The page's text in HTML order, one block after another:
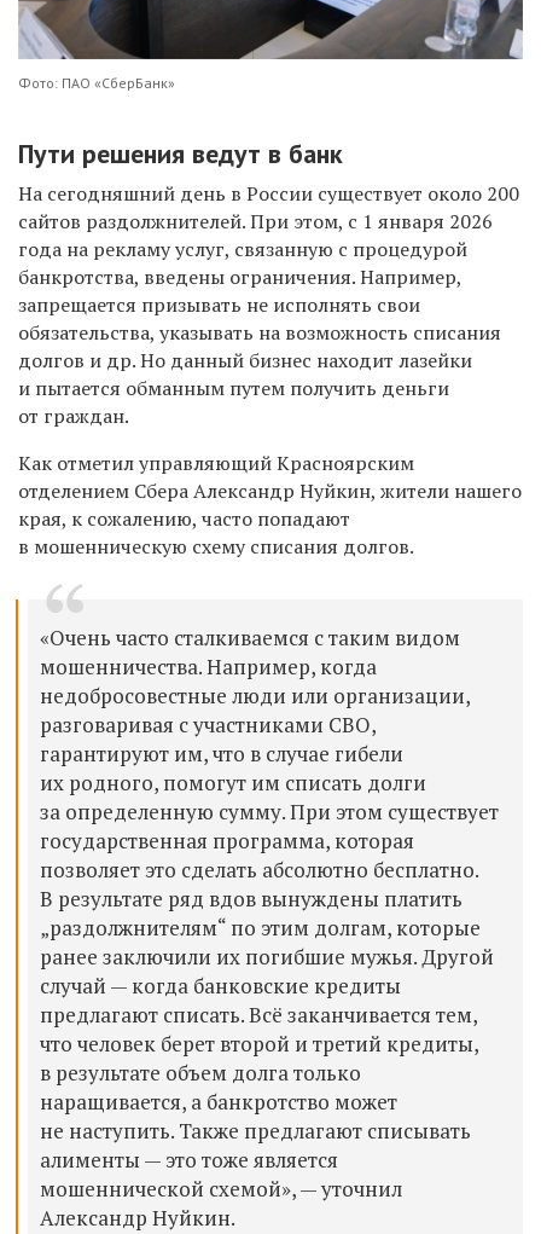
Фото: ПАО «СберБанк»
Пути решения ведут в банк
На сегодняшний день в России существует около 200
сайтов раздолжнителей. При этом, с 1 января 2026
года на рекламу услуг, связанную с процедурой
банкротства, введены ограничения. Например,
запрещается призывать не исполнять свои
обязательства, указывать на возможность списания
долгов и др. Но данный бизнес находит лазейки
и пытается обманным путем получить деньги
от граждан.
Как отметил управляющий Красноярским
отделением Сбера Александр Нуйкин, жители нашего
края, к сожалению, часто попадают
в мошенническую схему списания долгов.
«Очень часто сталкиваемся с таким видом
мошенничества. Например, когда
недобросовестные люди или организации,
разговаривая с участниками СВО,
гарантируют им, что в случае гибели
их родного, помогут им списать долги
за определенную сумму. При этом существует
государственная программа, которая
позволяет это сделать абсолютно бесплатно.
В результате ряд вдов вынуждены платить
„раздолжнителям“ по этим долгам, которые
ранее заключили их погибшие мужья. Другой
случай — когда банковские кредиты
предлагают списать. Всё заканчивается тем,
что человек берет второй и третий кредиты,
в результате объем долга только
наращивается, а банкротство может
не наступить. Также предлагают списывать
алименты — это тоже является
мошеннической схемой», — уточнил
Александр Нуйкин.